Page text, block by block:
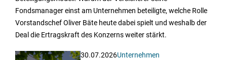
Fondsmanager einst am Unternehmen beteiligte, welche Rolle
Vorstandschef Oliver Bäte heute dabei spielt und weshalb der
Deal die Ertragskraft des Konzerns weiter stärkt.
30.07.2026Unternehmen